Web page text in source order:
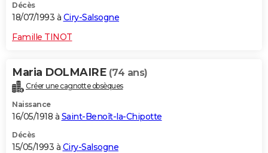
Décès
18/07/1993 à Ciry-Salsogne
Famille TINOT
Maria DOLMAIRE (74 ans)
Créer une cagnotte obsèques
Naissance
16/05/1918 à Saint-Benoît-la-Chipotte
Décès
15/05/1993 à Ciry-Salsogne